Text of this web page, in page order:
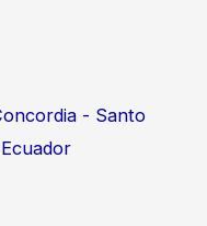
- Santo